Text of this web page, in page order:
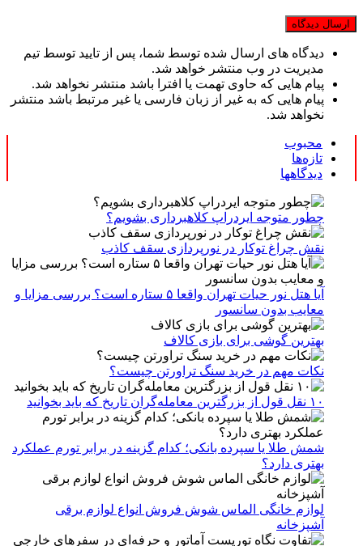
دیدگاه های ارسال شده توسط شما، پس از تایید توسط تیم
مدیریت در وب منتشر خواهد شد.
پیام هایی که حاوی تهمت یا افترا باشد منتشر نخواهد شد.
پیام هایی که به غیر از زبان فارسی یا غیر مرتبط باشد منتشر
نخواهد شد.
محبوب
تازه‌ها
دیدگاهها
چطور متوجه ایردراپ کلاهبرداری بشویم؟
نقش چراغ توکار در نورپردازی سقف کاذب
آیا هتل نور حیات تهران واقعا ۵ ستاره است؟ بررسی مزایا و
معایب بدون سانسور
بهترین گوشی برای بازی کالاف
نکات مهم در خرید سنگ تراورتن چیست؟
۱۰ نقل قول از بزرگترین معامله‌گران تاریخ که باید بخوانید
شمش طلا یا سپرده بانکی؛ کدام گزینه در برابر تورم عملکرد
بهتری دارد؟
لوازم خانگی الماس شوش فروش انواع لوازم برقی
آشپزخانه